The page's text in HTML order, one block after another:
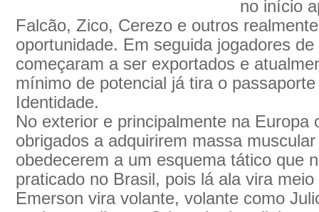
no início
Falcão, Zico, Cerezo e outros
oportunidade. Em seguida jogadores
começaram a ser exportados e
mínimo de potencial já tira o
Identidade.
No exterior e principalmente na Europa
obrigados a adquirirem massa
obedecerem a um esquema tático que
praticado no Brasil, pois lá ala vira
Emerson vira volante, volante como